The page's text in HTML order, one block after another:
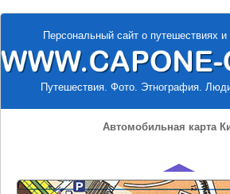
Персональный сайт о путешествиях
Путешествия. Фото. Этнография.
Автомобильная карта